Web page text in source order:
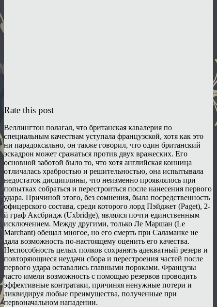
Rate this post
Веллингтон полагал, что британская кавалерия по
специальным качествам уступала французской, хотя как это
ни парадоксально, он также говорил, что один британский
эскадрон может сражаться против двух вражеских. Его
основной заботой было то, что хотя английская конница
отличалась храбростью и решительностью, она испытывала
недостаток дисциплины, что неизменно проявлялось при
попытках собраться и перестроиться после нанесения первого
удара. Причиной этого, без сомнения, была посредственность
офицерского состава, среди которого лорд Пэйджет (Paget), 2-
й граф Аксбридж (Uxbridge), являлся почти единственным
исключением. Между другими, только Ле Маршан (Le
Marchant) обещал многое, но его смерть при Саламанке не
дала возможность по-настоящему оценить его качества.
Неспособность целых полков сохранять адекватный резерв и
повторяющиеся неудачи сбора и перестроения частей после
первого удара оставались главными пороками. Французы
часто имели возможность с помощью резервов проводить
эффективные контратаки, причиняя ненужные потери и
ликвидируя любые преимущества, полученные при
первоначальном нападении.